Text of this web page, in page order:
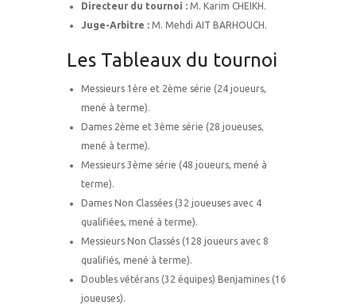
Directeur du tournoi : M. Karim CHEIKH.
Juge-Arbitre : M. Mehdi AIT BARHOUCH.
Les Tableaux du tournoi
Messieurs 1ère et 2ème série (24 joueurs,
mené à terme).
Dames 2ème et 3ème série (28 joueuses,
mené à terme).
Messieurs 3ème série (48 joueurs, mené à
terme).
Dames Non Classées (32 joueuses avec 4
qualifiées, mené à terme).
Messieurs Non Classés (128 joueurs avec 8
qualifiés, mené à terme).
Doubles vétérans (32 équipes) Benjamines (16
joueuses).